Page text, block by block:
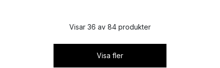
Visar 36 av 84 produkter
Visa fler